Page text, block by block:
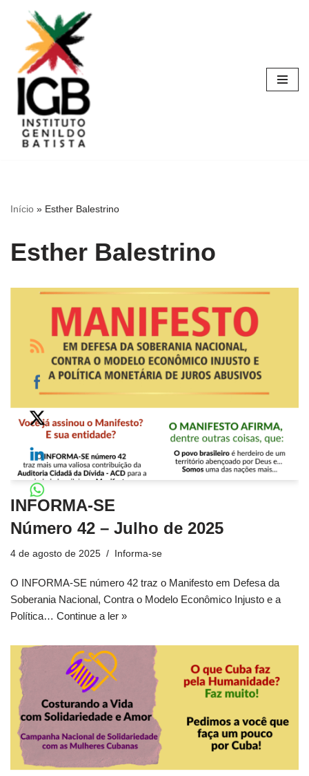
para
conteúdo
Início » Esther Balestrino
Esther Balestrino
INFORMA-SE
Número 42 – Julho de 2025
4 de agosto de 2025 Informa-se
O INFORMA-SE número 42 traz o Manifesto em Defesa da
Soberania Nacional, Contra o Modelo Econômico Injusto e a
Política… Continue a ler »